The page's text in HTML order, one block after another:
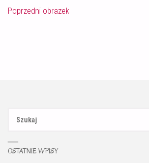
Poprzedni obrazek
OSTATNIE WPISY